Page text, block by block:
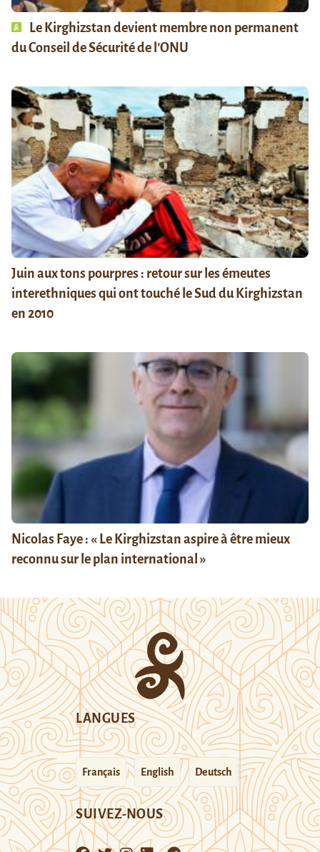
Le Kirghizstan devient membre non permanent
du Conseil de Sécurité de l’ONU
Juin aux tons pourpres : retour sur les émeutes
interethniques qui ont touché le Sud du Kirghizstan
en 2010
Nicolas Faye : « Le Kirghizstan aspire à être mieux
reconnu sur le plan international »
LANGUES
Français English Deutsch
SUIVEZ-NOUS